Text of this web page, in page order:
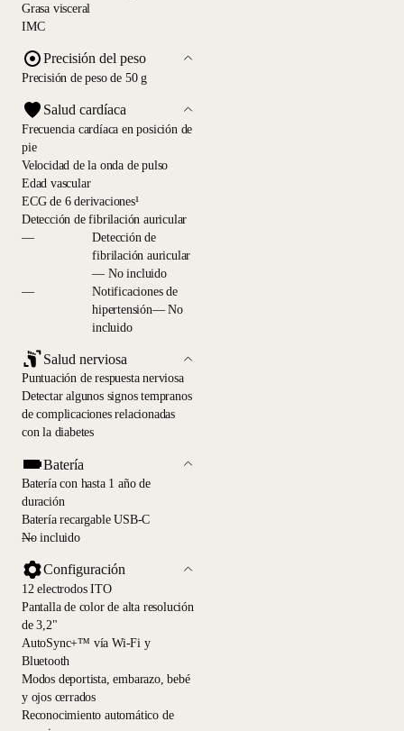
Grasa visceral
IMC
Precisión del peso
Precisión de peso de 50 g
Salud cardíaca
Frecuencia cardíaca en posición de
pie
Velocidad de la onda de pulso
Edad vascular
ECG de 6 derivaciones¹
Detección de fibrilación auricular
—
Detección de
fibrilación auricular
— No incluido
—
Notificaciones de
hipertensión— No
incluido
Salud nerviosa
Puntuación de respuesta nerviosa
Detectar algunos signos tempranos
de complicaciones relacionadas
con la diabetes
Batería
Batería con hasta 1 año de
duración
Batería recargable USB-C
—
No incluido
Configuración
12 electrodos ITO
Pantalla de color de alta resolución
de 3,2"
AutoSync+™ vía Wi-Fi y
Bluetooth
Modos deportista, embarazo, bebé
y ojos cerrados
Reconocimiento automático de